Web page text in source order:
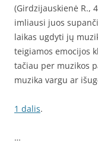
(Girdzijauskienė R.,
imliausi juos
laikas ugdyti jų
teigiamos emocijos
tačiau per muzikos
muzika vargu ar
1 dalis.
…